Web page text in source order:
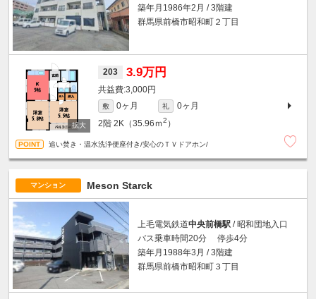
築年月1986年2月 / 3階建
群馬県前橋市昭和町２丁目
203 3.9万円
3,000円
敷 0ヶ月 礼
0ヶ月
2階 2K（35.96ｍ2 ）
追い焚き・温水洗浄便座付き/安心のＴＶドアホン/
マンション Meson Starck
上毛電気鉄道中央前橋駅 / 昭和団地入口
バス乗車時間20分 停歩4分
築年月1988年3月 / 3階建
群馬県前橋市昭和町３丁目